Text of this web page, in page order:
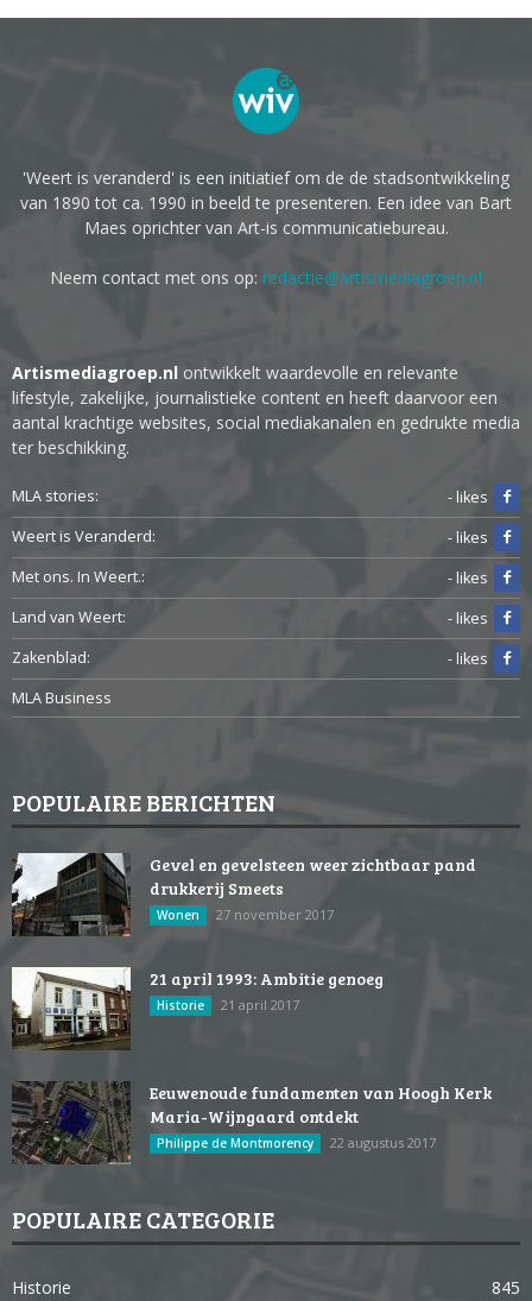
'Weert is veranderd' is een initiatief om de de stadsontwikkeling
van 1890 tot ca. 1990 in beeld te presenteren. Een idee van Bart
Maes oprichter van Art-is communicatiebureau.
Neem contact met ons op: redactie@artismediagroep.nl
Artismediagroep.nl ontwikkelt waardevolle en relevante
lifestyle, zakelijke, journalistieke content en heeft daarvoor een
aantal krachtige websites, social mediakanalen en gedrukte media
ter beschikking.
MLA stories:
- likes
Weert is Veranderd:
- likes
Met ons. In Weert.:
- likes
Land van Weert:
- likes
Zakenblad:
- likes
MLA Business
POPULAIRE BERICHTEN
Gevel en gevelsteen weer zichtbaar pand
drukkerij Smeets
Wonen 27 november 2017
21 april 1993: Ambitie genoeg
Historie 21 april 2017
Eeuwenoude fundamenten van Hoogh Kerk
Maria-Wijngaard ontdekt
Philippe de Montmorency 22 augustus 2017
POPULAIRE CATEGORIE
Historie 845